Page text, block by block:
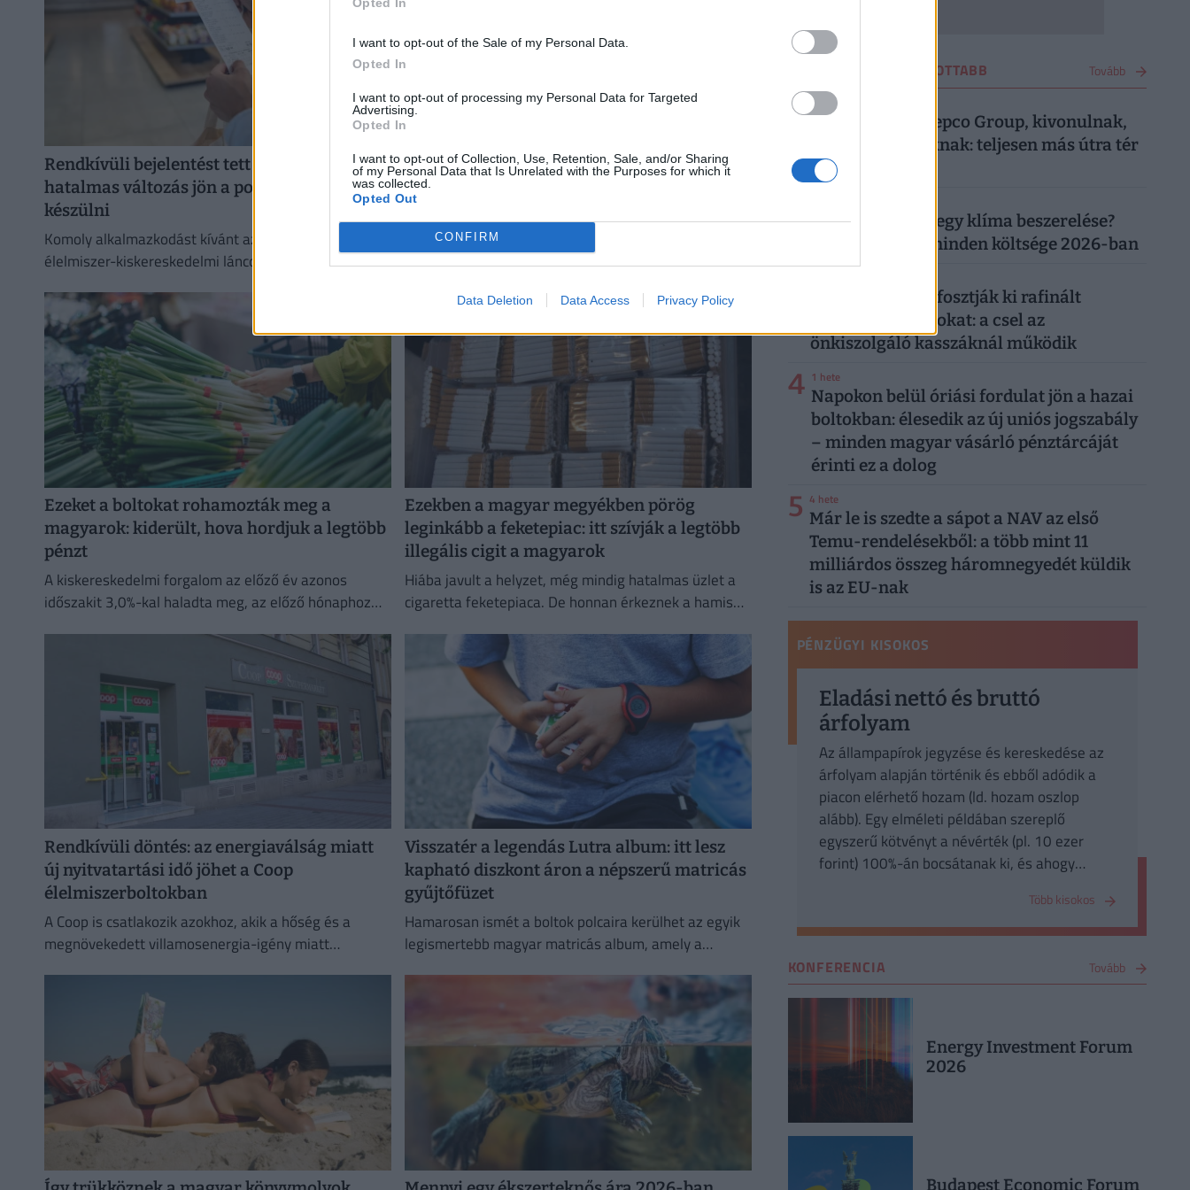
I want to opt-out of the Sale of my Personal Data.
Opted In
I want to opt-out of processing my Personal Data for Targeted
Advertising.
Opted In
I want to opt-out of Collection, Use, Retention, Sale, and/or Sharing
of my Personal Data that Is Unrelated with the Purposes for which it
was collected.
Opted Out
CONFIRM
Data Deletion Data Access Privacy Policy
Rendkívüli bejelentést tett a CBA és a Penny:
hatalmas változás jön a polcokon, erre kell
készülni
Komoly alkalmazkodást kívánt az első félév az
élelmiszer-kiskereskedelmi láncoktól és ez a második
Fontos változás élesedik a PENNY
áruházakban: erről minden vásárlónak
A hálózat tehermentesítése érdekében a vállalat a
leginkább terhelt, 17 és 22 óra közötti idősávban
Ezeket a boltokat rohamozták meg a
magyarok: kiderült, hova hordjuk a legtöbb
pénzt
A kiskereskedelmi forgalom az előző év azonos
időszakit 3,0%-kal haladta meg, az előző hónaphoz
Ezekben a magyar megyékben pörög
leginkább a feketepiac: itt szívják a legtöbb
illegális cigit a magyarok
Hiába javult a helyzet, még mindig hatalmas üzlet a
cigaretta feketepiaca. De honnan érkeznek a hamis
Rendkívüli döntés: az energiaválság miatt
új nyitvatartási idő jöhet a Coop
élelmiszerboltokban
A Coop is csatlakozik azokhoz, akik a hőség és a
megnövekedett villamosenergia-igény miatt
Visszatér a legendás Lutra album: itt lesz
kapható diszkont áron a népszerű matricás
gyűjtőfüzet
Hamarosan ismét a boltok polcaira kerülhet az egyik
legismertebb magyar matricás album, amely a
VÁSÁRLÁS LEGOLVASOTTABB Tovább
1 4 hete
Most közölte a Pepco Group, kivonulnak,
vége egy korszaknak: teljesen más útra tér
át a boltlánc
Mennyibe kerül egy klíma beszerelése?
Egy klíma ára, minden költsége 2026-ban
"Banántrükkel" fosztják ki rafinált
vásárolók a boltokat: a csel az
önkiszolgáló kasszáknál működik
4 1 hete
Napokon belül óriási fordulat jön a hazai
boltokban: élesedik az új uniós jogszabály
– minden magyar vásárló pénztárcáját
érinti ez a dolog
5 4 hete
Már le is szedte a sápot a NAV az első
Temu-rendelésekből: a több mint 11
milliárdos összeg háromnegyedét küldik
is az EU-nak
PÉNZÜGYI KISOKOS
Eladási nettó és bruttó
árfolyam
Az állampapírok jegyzése és kereskedése az
árfolyam alapján történik és ebből adódik a
piacon elérhető hozam (ld. hozam oszlop
alább). Egy elméleti példában szereplő
egyszerű kötvényt a névérték (pl. 10 ezer
forint) 100%-án bocsátanak ki, és ahogy
kamatfizetésig (esedékesség napja), úgy a
piacon elérhető nettó árfolyamhoz hozzá kell
részét is. E két tétel összege adja a bruttó
árfolyamot, amely mellett ténylegesen hozzá
Több kisokos
KONFERENCIA Tovább
Energy Investment Forum
2026
Budapest Economic Forum